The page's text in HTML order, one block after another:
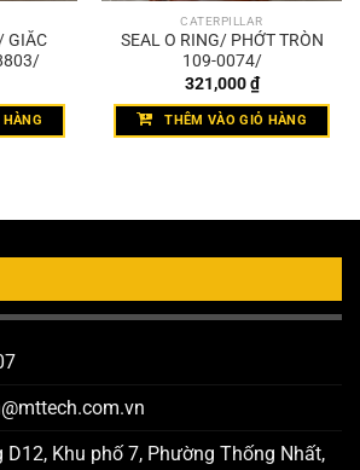
GIẮC
CATERPILLAR
SEAL O RING/ PHỚT TRÒN
109-0074/
321,000₫
THÊM VÀO GIỎ HÀNG
Khu phố 7, Phường Thống Nhất,